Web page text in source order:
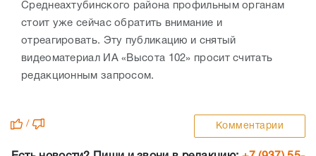
Среднеахтубинского района профильным органам
стоит уже сейчас обратить внимание и
отреагировать. Эту публикацию и снятый
видеоматериал ИА «Высота 102» просит считать
редакционным запросом.
/ Комментарии